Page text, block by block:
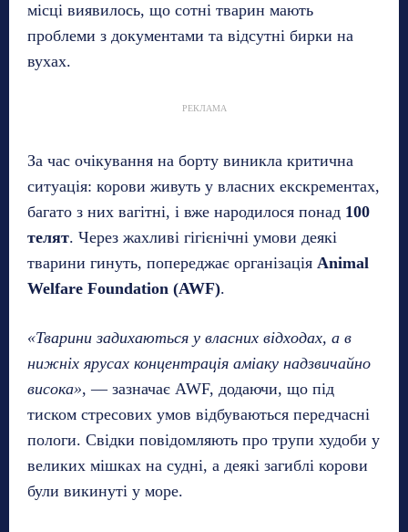
місці виявилось, що сотні тварин мають
проблеми з документами та відсутні бирки на
вухах.
РЕКЛАМА
За час очікування на борту виникла критична
ситуація: корови живуть у власних екскрементах,
багато з них вагітні, і вже народилося понад 100
телят. Через жахливі гігієнічні умови деякі
тварини гинуть, попереджає організація Animal
Welfare Foundation (AWF).
«Тварини задихаються у власних відходах, а в
нижніх ярусах концентрація аміаку надзвичайно
висока», — зазначає AWF, додаючи, що під
тиском стресових умов відбуваються передчасні
пологи. Свідки повідомляють про трупи худоби у
великих мішках на судні, а деякі загиблі корови
були викинуті у море.